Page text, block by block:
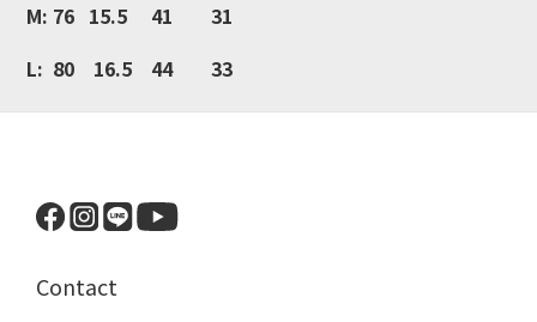
M: 76 15.5 41 31
L: 80 16.5 44 33
Contact